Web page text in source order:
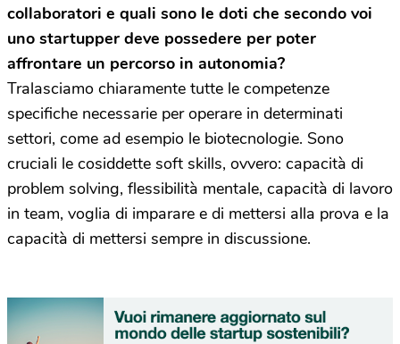
collaboratori e quali sono le doti che secondo voi
uno startupper deve possedere per poter
affrontare un percorso in autonomia?
Tralasciamo chiaramente tutte le competenze
specifiche necessarie per operare in determinati
settori, come ad esempio le biotecnologie. Sono
cruciali le cosiddette soft skills, ovvero: capacità di
problem solving, flessibilità mentale, capacità di lavoro
in team, voglia di imparare e di mettersi alla prova e la
capacità di mettersi sempre in discussione.